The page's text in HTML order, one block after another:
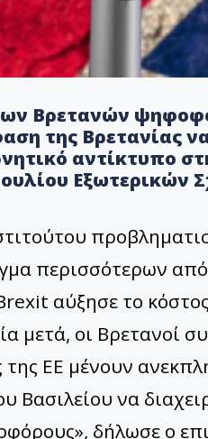
Βρετανών
της Βρετανίας
αντίκτυπο
Εξωτερικών
περισσότερων
αύξησε το
μετά, οι Βρετανοί
της ΕΕ μένουν
Βασιλείου να
δήλωσε ο